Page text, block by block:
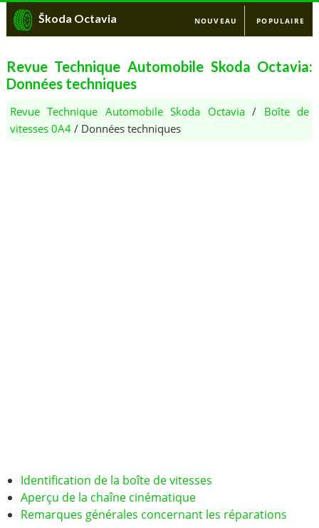
Škoda Octavia NOUVEAU POPULAIRE
Revue Technique Automobile Skoda Octavia:
Données techniques
Revue Technique Automobile Skoda Octavia/ Boîte de
vitesses 0A4/ Données techniques
Identification de la boîte de vitesses
Aperçu de la chaîne cinématique
Remarques générales concernant les réparations